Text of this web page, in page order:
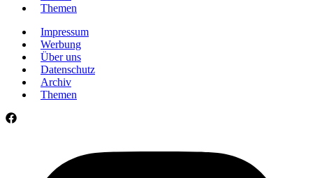
Themen
Impressum
Werbung
Über uns
Datenschutz
Archiv
Themen